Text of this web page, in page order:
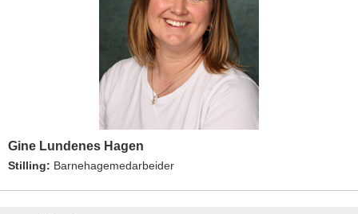
Gine Lundenes Hagen
Stilling: Barnehagemedarbeider